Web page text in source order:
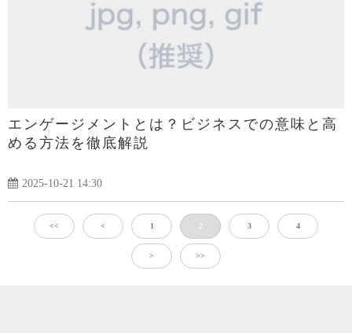
エンゲージメントとは？ビジネスでの意味と高
める方法を徹底解説
2025-10-21 14:30
<< < 1 2 3 4
> >>